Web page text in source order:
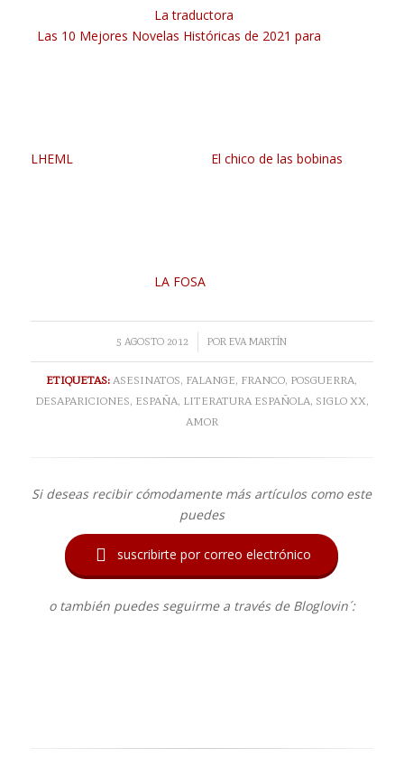
La traductora
Las 10 Mejores Novelas Históricas de 2021 para
LHEML El chico de las bobinas
LA FOSA
5 AGOSTO 2012
/ POREVA MARTÍN
ETIQUETAS: ASESINATOS, FALANGE, FRANCO, POSGUERRA,
DESAPARICIONES, ESPAÑA, LITERATURA ESPAÑOLA, SIGLO XX,
AMOR
Si deseas recibir cómodamente más artículos como este
puedes
 suscribirte por correo electrónico
o también puedes seguirme a través de Bloglovin´: